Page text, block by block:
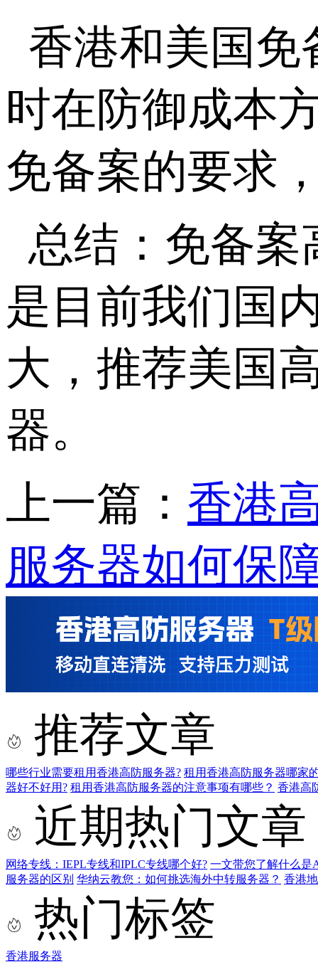
香港和美国免
时在防御成本
免备案的要求
总结：免备案
是目前我们国
大，推荐美国
器。
上一篇： 香港
服务器如何保
推荐文章
哪些行业需要租用香港高防服务器? 租用香港高防服务器哪家
器好不好用? 租用香港高防服务器的注意事项有哪些？ 香港高
近期热门文章
网络专线：IEPL专线和IPLC专线哪个好? 一文带您了解什么是
服务器的区别 华纳云教您：如何挑选海外中转服务器？ 香港
热门标签
香港服务器